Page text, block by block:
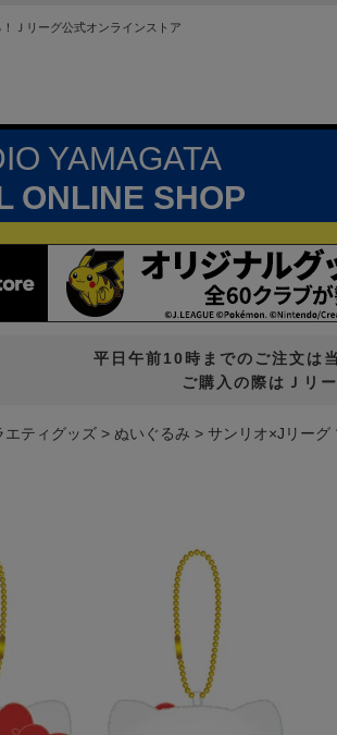
Ｊリーグ公式オンラインストア
YAMAGATA
ONLINE SHOP
平日午前10時までのご注文は
ご購入の際はＪリ
エティグッズ ぬいぐるみ サンリオ×Jリーグ